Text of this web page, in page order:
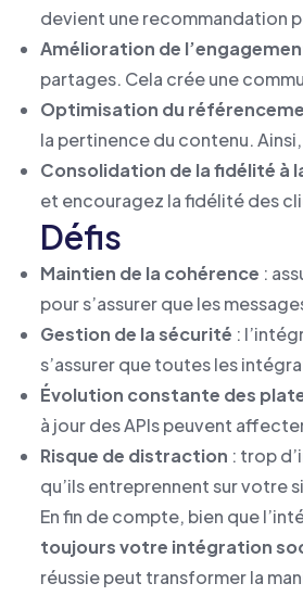
devient une recommandation
Amélioration de
partages. Cela crée une
Optimisation du
la pertinence du contenu.
Consolidation de la fidélité à
et encouragez la fidélité des
Défis
Maintien de la cohérence :
pour s’assurer que les
Gestion de la sécurité :
s’assurer que toutes les
Évolution constante des
à jour des APIs peuvent
Risque de distraction : trop
qu’ils entreprennent sur votre
En fin de compte, bien que
toujours votre intégration
réussie peut transformer la